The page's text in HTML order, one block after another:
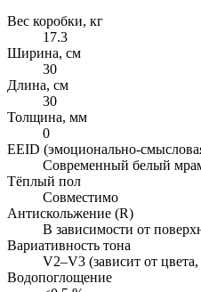
Вес коробки, кг
17.3
Ширина, см
30
Длина, см
30
Толщина, мм
0
EEID (эмоционально-
Современный белый
Тёплый пол
Совместимо
Антискольжение (R)
В зависимости от
Вариативность тона
V2–V3 (зависит от
Водопоглощение